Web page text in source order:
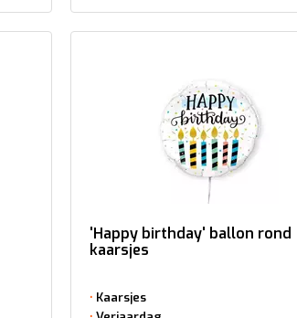
'Happy birthday' ballon rond
kaarsjes
Kaarsjes